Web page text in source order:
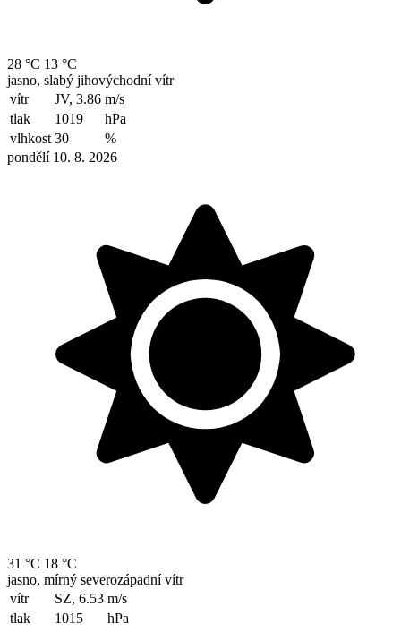
28 °C 13 °C
jasno, slabý jihovýchodní vítr
vítr
JV, 3.86 m/s
tlak
1019
hPa
vlhkost 30
%
pondělí 10. 8. 2026
31 °C 18 °C
jasno, mírný severozápadní vítr
vítr
SZ, 6.53 m/s
tlak
1015
hPa